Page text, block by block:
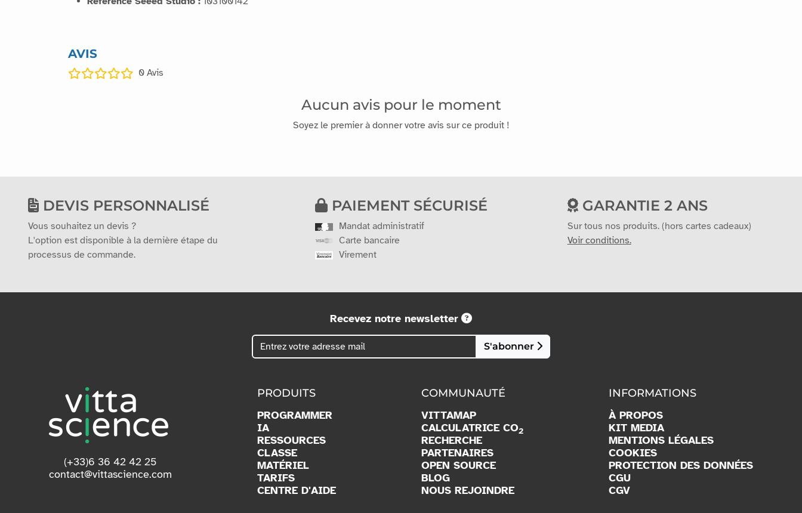
AVIS
0 Avis
Aucun avis pour le moment
Soyez le premier à donner votre avis sur ce produit !
DEVIS PERSONNALISÉ
Vous souhaitez un devis ?
L'option est disponible à la dernière étape du
processus de commande.
PAIEMENT SÉCURISÉ
Mandat administratif
Carte bancaire
Virement
GARANTIE 2 ANS
Sur tous nos produits. (hors cartes cadeaux)
Voir conditions.
Recevez notre newsletter
S'abonner
(+33)6 36 42 42 25
contact@vittascience.com
PRODUITS
PROGRAMMER
IA
RESSOURCES
CLASSE
MATÉRIEL
TARIFS
CENTRE D'AIDE
COMMUNAUTÉ
VITTAMAP
CALCULATRICE CO2
RECHERCHE
PARTENAIRES
OPEN SOURCE
BLOG
NOUS REJOINDRE
INFORMATIONS
À PROPOS
KIT MEDIA
MENTIONS LÉGALES
COOKIES
PROTECTION DES DONNÉES
CGU
CGV